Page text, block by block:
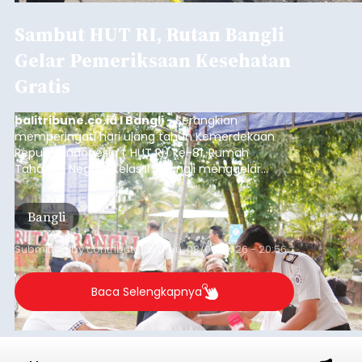
Sambut HUT RI, Rutan Bangli
Gelar Pemeriksaan Kesehatan
Gratis
balitribune.co.id I Bangli -Serangkian
memperingati hari ulang tahun Kemerdekaan
Republik Indonesia ( HUT RI) ke-81, Rumah
Tahanan Negara Kelas II B Bangli menggelar
kegiatan pemeriksaan kesehatan gratis, Rabu
(6/8/2026).
Bangli
Submitted bycontributor Thu, 08/06/2026 - 20:56
Baca Selengkapnya